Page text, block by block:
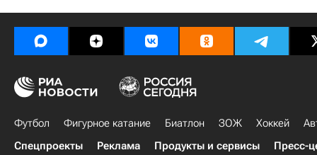
Футбол Фигурное катание Биатлон ЗОЖ Хоккей
Спецпроекты
Реклама Продукты и сервисы Пресс-